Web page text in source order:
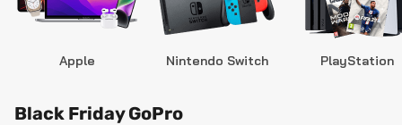
Apple Nintendo Switch PlayStation
Black Friday GoPro